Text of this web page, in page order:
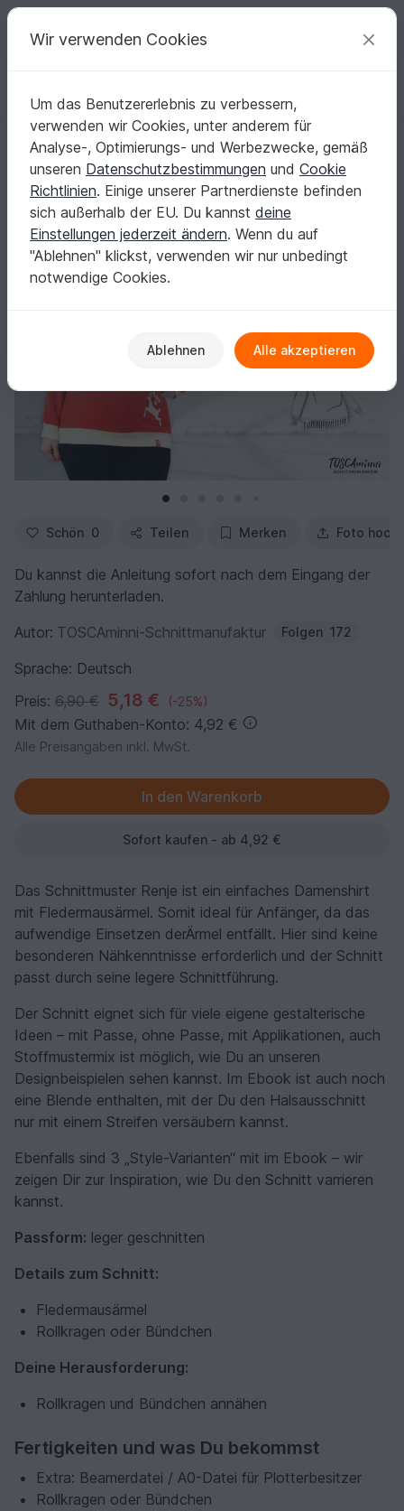
Deine kreativen Ideen
Deutsch | € (EUR) einloggen Kostenlos registrieren
Startseite Nähen Damen Shirts & Tuniken
Fledermausshirt Rentje Gr. 34-54 Schnittmuster und Nähanleitung
Fledermausshirt Rentje Gr. 34-54
Schnittmuster und Nähanleitung
Schön 0 Teilen Merken Foto
Du kannst die Anleitung sofort nach dem Eingang der
Zahlung herunterladen.
Autor: TOSCAminni-Schnittmanufaktur Folgen 172
Sprache: Deutsch
Preis: 6,90 € 5,18 € (-25%)
Mit dem Guthaben-Konto: 4,92 €
Alle Preisangaben inkl. MwSt.
Sofort kaufen - ab 4,92 €
Das Schnittmuster Renje ist ein einfaches Damenshirt
mit Fledermausärmel. Somit ideal für Anfänger, da das
aufwendige Einsetzen derÄrmel entfällt. Hier sind keine
besonderen Nähkenntnisse erforderlich und der Schnitt
passt durch seine legere Schnittführung.
Der Schnitt eignet sich für viele eigene gestalterische
Ideen – mit Passe, ohne Passe, mit Applikationen, auch
Stoffmustermix ist möglich, wie Du an unseren
Designbeispielen sehen kannst. Im Ebook ist auch noch
eine Blende enthalten, mit der Du den Halsausschnitt
nur mit einem Streifen versäubern kannst.
Ebenfalls sind 3 „Style-Varianten“ mit im Ebook – wir
zeigen Dir zur Inspiration, wie Du den Schnitt varrieren
kannst.
Passform: leger geschnitten
Details zum Schnitt:
Fledermausärmel
Rollkragen oder Bündchen
Deine Herausforderung:
Rollkragen und Bündchen annähen
Fertigkeiten und was Du bekommst
Extra: Beamerdatei / A0-Datei für Plotterbesitzer
Rollkragen oder Bündchen
Wir verwenden Cookies
Um das Benutzererlebnis zu verbessern,
verwenden wir Cookies, unter anderem für
Analyse-, Optimierungs- und Werbezwecke, gemäß
unseren Datenschutzbestimmungen und Cookie
Richtlinien. Einige unserer Partnerdienste befinden
sich außerhalb der EU. Du kannst deine
Einstellungen jederzeit ändern. Wenn du auf
"Ablehnen" klickst, verwenden wir nur unbedingt
notwendige Cookies.
Ablehnen Alle akzeptieren